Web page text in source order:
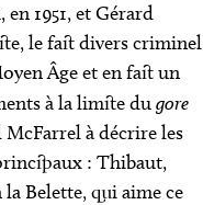
1951, et Gérard
le fait divers criminel
Âge et en fait un
à la limite dugore
à décrire les
: Thibaut,
Belette, qui aime ce